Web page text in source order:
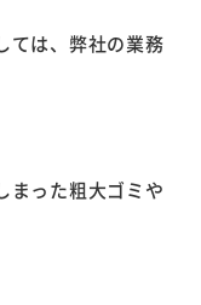
ては、弊社の業務
まった粗大ゴミや